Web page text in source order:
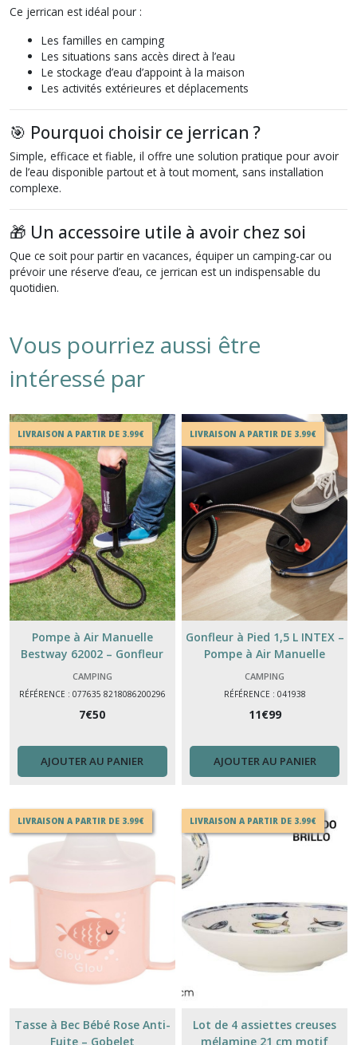
Ce jerrican est idéal pour :
Les familles en camping
Les situations sans accès direct à l’eau
Le stockage d’eau d’appoint à la maison
Les activités extérieures et déplacements
🎯 Pourquoi choisir ce jerrican ?
Simple, efficace et fiable, il offre une solution pratique pour avoir
de l’eau disponible partout et à tout moment, sans installation
complexe.
🎁 Un accessoire utile à avoir chez soi
Que ce soit pour partir en vacances, équiper un camping-car ou
prévoir une réserve d’eau, ce jerrican est un indispensable du
quotidien.
Vous pourriez aussi être
intéressé par
LIVRAISON A PARTIR DE 3.99€
Pompe à Air Manuelle
Bestway 62002 – Gonfleur
Double Action 30 cm avec 3
Embouts
CAMPING
RÉFÉRENCE : 077635 8218086200296
7€50
AJOUTER AU PANIER
LIVRAISON A PARTIR DE 3.99€
Gonfleur à Pied 1,5 L INTEX –
Pompe à Air Manuelle
Gonflage Rapide Matelas &
Bouées
CAMPING
RÉFÉRENCE : 041938
11€99
AJOUTER AU PANIER
LIVRAISON A PARTIR DE 3.99€
Tasse à Bec Bébé Rose Anti-
Fuite – Gobelet
LIVRAISON A PARTIR DE 3.99€
Lot de 4 assiettes creuses
mélamine 21 cm motif